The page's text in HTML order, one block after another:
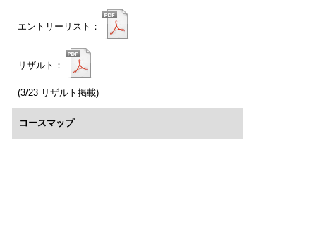
エントリーリスト：
リザルト：
(3/23 リザルト掲載)
コースマップ